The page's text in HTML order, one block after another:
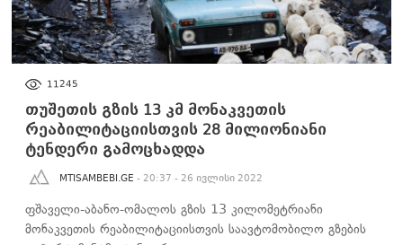
11245
თუშეთის გზის 13 კმ მონაკვეთის
რეაბილიტაციისთვის 28 მილიონიანი
ტენდერი გამოცხადდა
MTISAMBEBI.GE - 20:37 - 26 ივლისი 2022
ფშაველი-აბანო-ომალოს გზის 13 კილომეტრიანი
მონაკვეთის რეაბილიტაციისთვის საავტომობილო გზების